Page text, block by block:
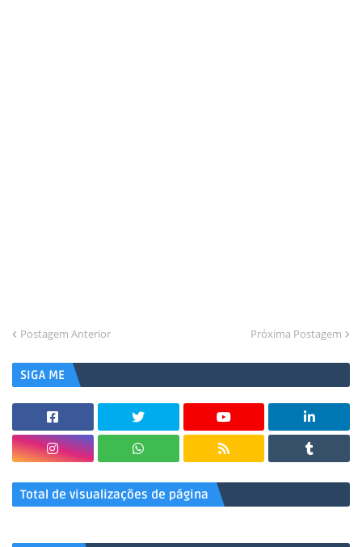
Postagem Anterior Próxima Postagem
SIGA ME
Total de visualizações de página